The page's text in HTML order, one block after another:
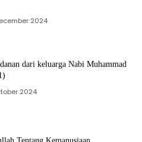
2024
dari keluarga Nabi Muhammad
2024